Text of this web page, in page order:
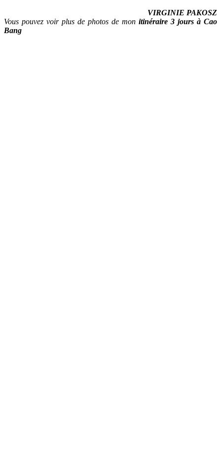
VIRGINIE PAKOSZ
Vous pouvez voir plus de photos de mon itinéraire 3 jours à Cao
Bang